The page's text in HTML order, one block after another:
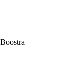
Boostra